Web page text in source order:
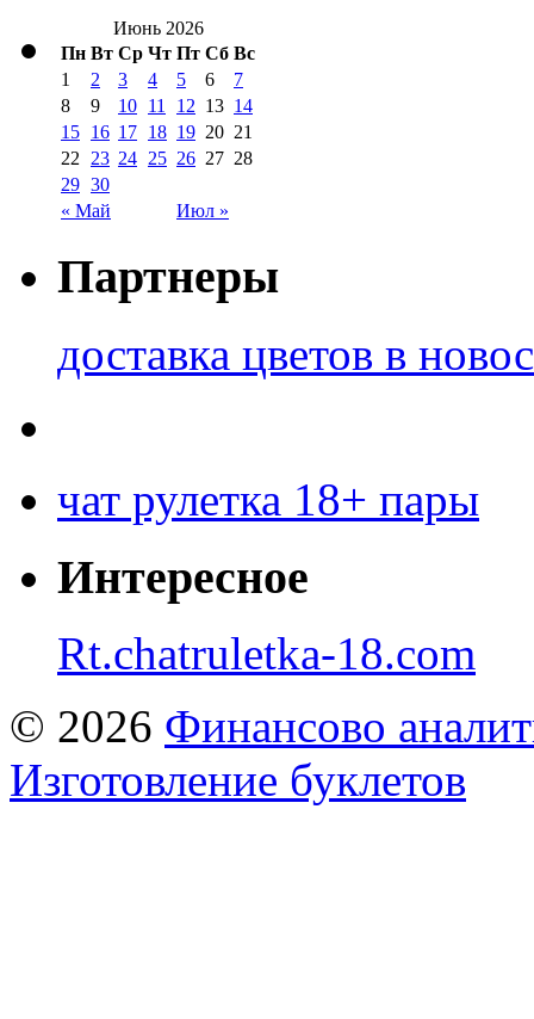
Июнь 2026
Пн Вт Ср Чт Пт Сб Вс
« Май Июл »
1 2 3 4 5 6
7
8
9 10 11 12 13 14
15 16 17 18 19 20 21
22 23 24 25 26 27 28
29 30
Партнеры
доставка цветов в
чат рулетка 18+ пары
Интересное
Rt.chatruletka-18.com
© 2026 Финансово
Изготовление буклетов